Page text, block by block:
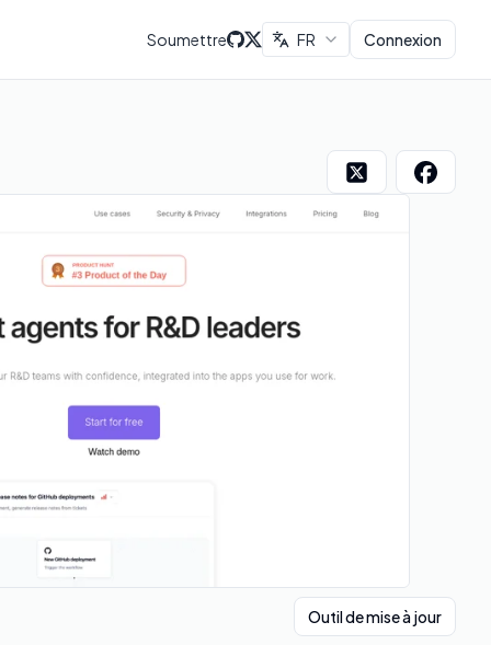
Soumettre FR Connexion
Outil de mise à jour